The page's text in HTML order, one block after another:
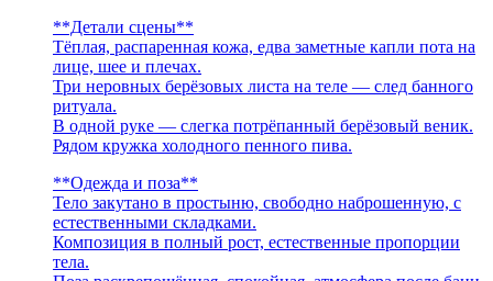
**Детали сцены**
Тёплая, распаренная кожа, едва заметные капли пота на
лице, шее и плечах.
Три неровных берёзовых листа на теле — след банного
ритуала.
В одной руке — слегка потрёпанный берёзовый веник.
Рядом кружка холодного пенного пива.
**Одежда и поза**
Тело закутано в простыню, свободно наброшенную, с
естественными складками.
Композиция в полный рост, естественные пропорции
тела.